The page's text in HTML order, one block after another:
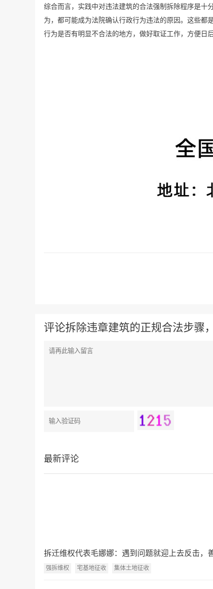
综合而言，实践中对违法建筑的合法强制拆除程序是十
为，都可能成为法院确认行政行为违法的原因。这些都
行为是否有明显不合法的地方，做好取证工作，方便日
评论拆除违章建筑的正规合法步骤
最新评论
拆迁维权代表毛娜娜：遇到问题就迎上去反击，
强拆维权 宅基地征收 集体土地征收